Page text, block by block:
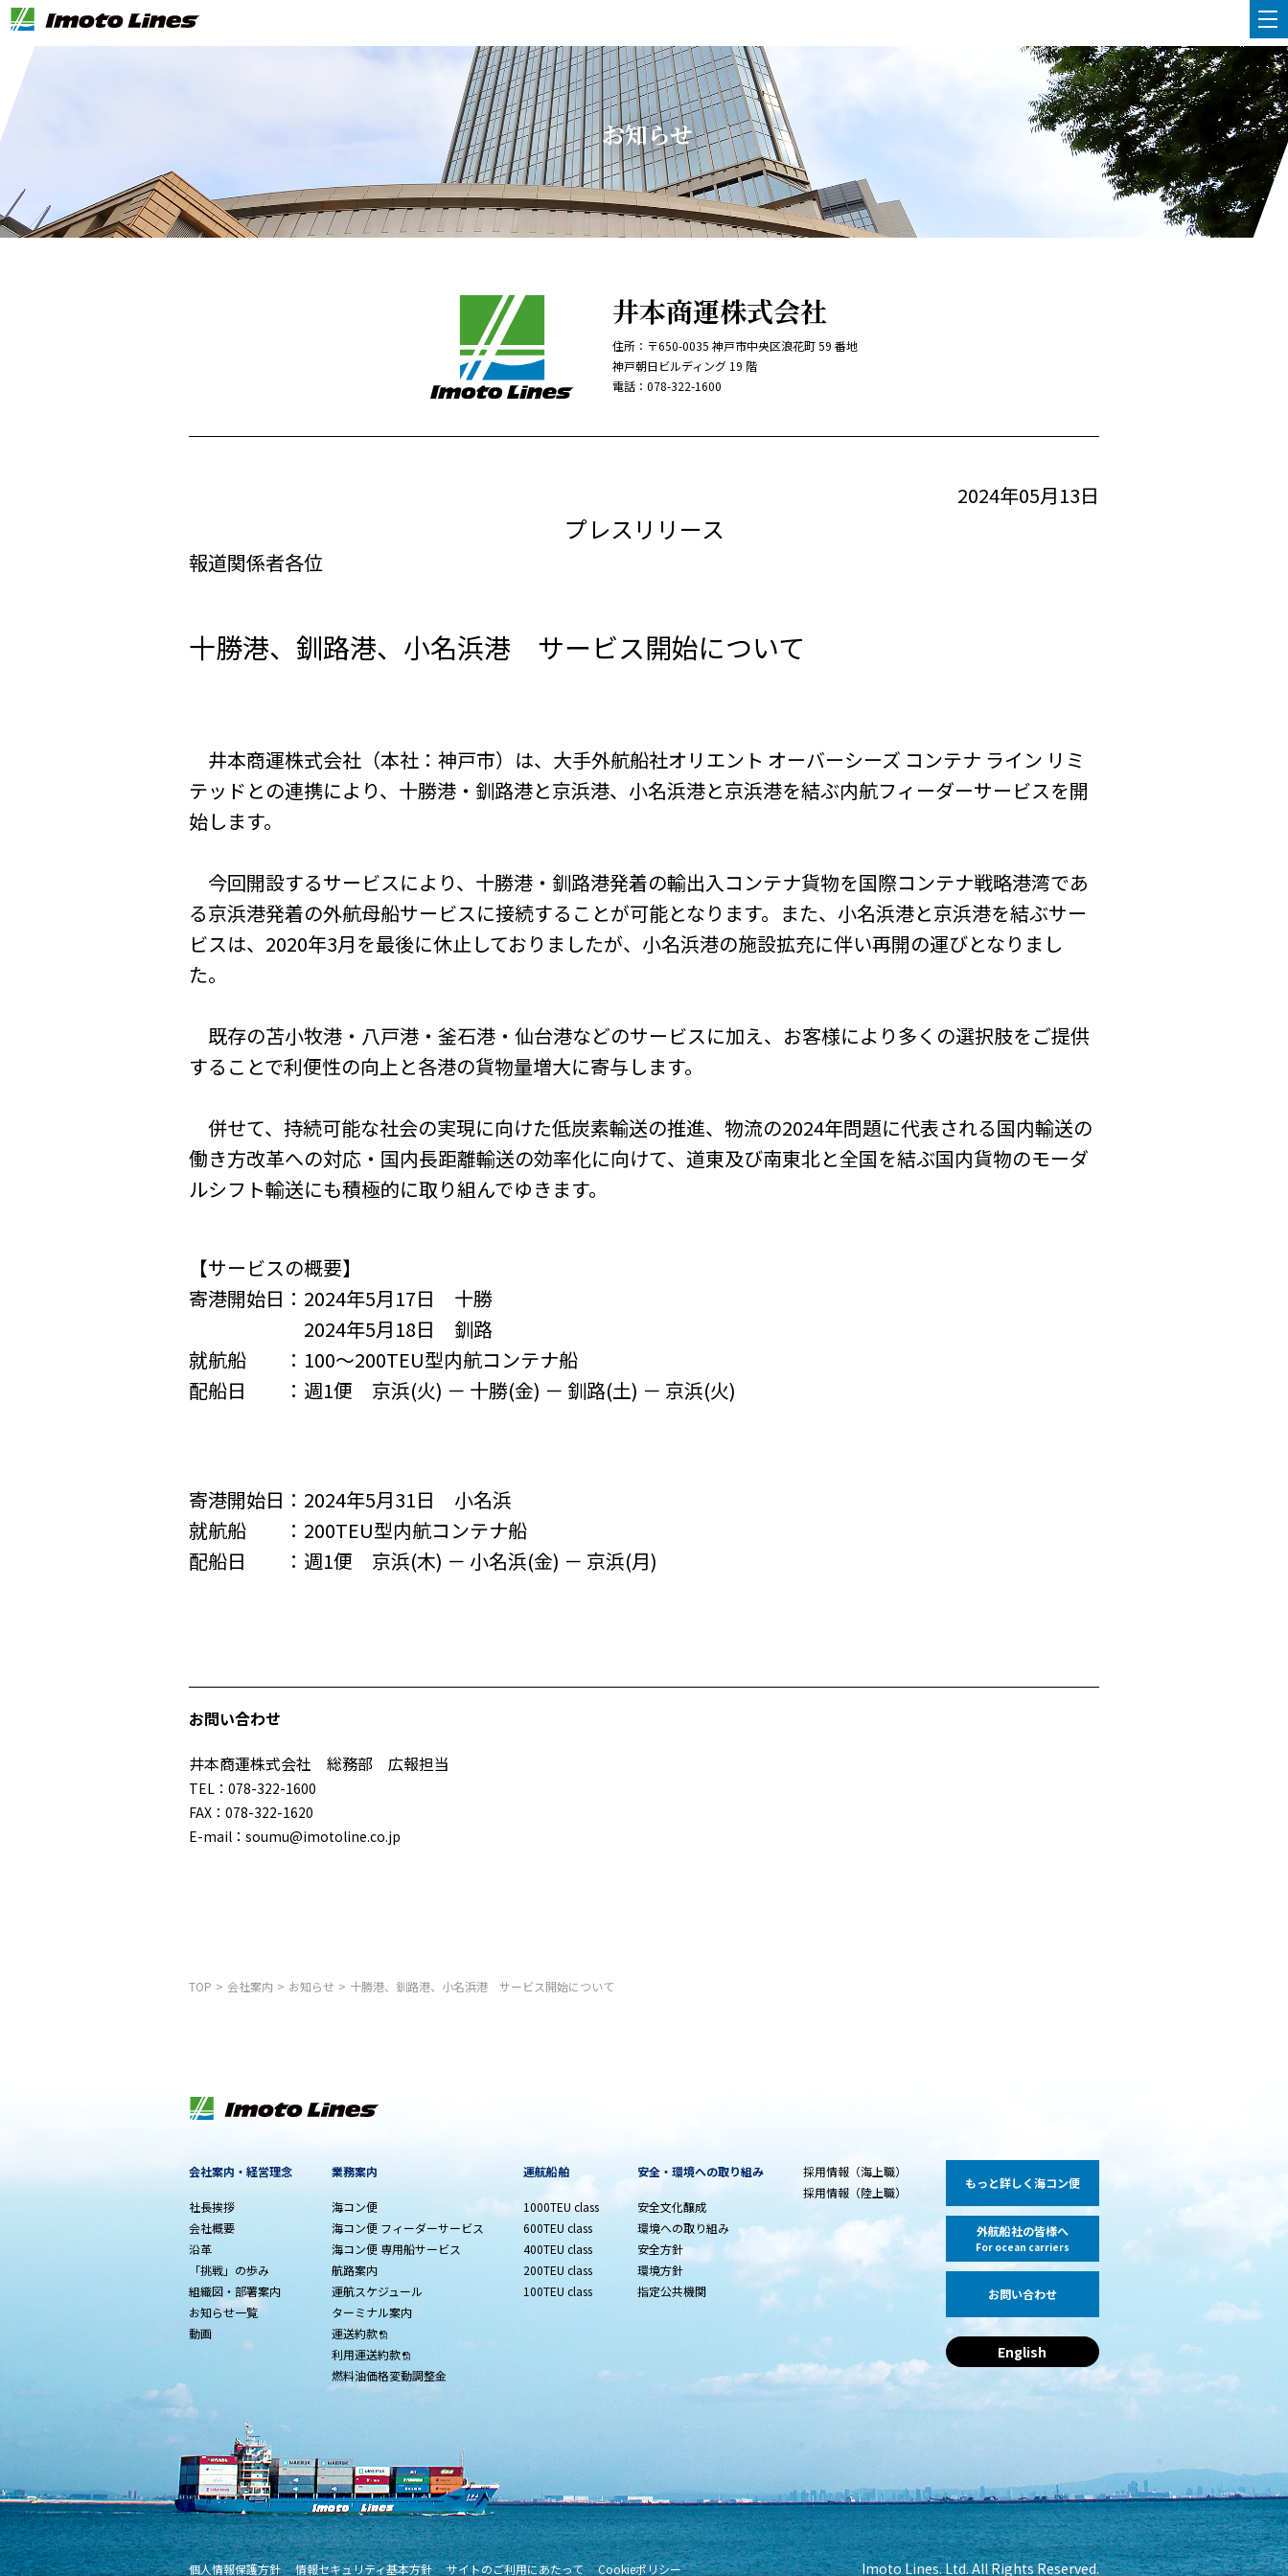
お知らせ
井本商運株式会社
住所：〒650-0035 神戸市中央区浪花町 59 番地
神戸朝日ビルディング 19 階
電話： 078-322-1600
2024年05月13日
プレスリリース
報道関係者各位
十勝港、釧路港、小名浜港 サービス開始について
井本商運株式会社（本社：神戸市）は、大手外航船社オリエント オーバーシーズ コンテナ ライン リミ
テッドとの連携により、十勝港・釧路港と京浜港、小名浜港と京浜港を結ぶ内航フィーダーサービスを開
始します。
今回開設するサービスにより、十勝港・釧路港発着の輸出入コンテナ貨物を国際コンテナ戦略港湾であ
る京浜港発着の外航母船サービスに接続することが可能となります。また、小名浜港と京浜港を結ぶサー
ビスは、2020年3月を最後に休止しておりましたが、小名浜港の施設拡充に伴い再開の運びとなりまし
た。
既存の苫小牧港・八戸港・釜石港・仙台港などのサービスに加え、お客様により多くの選択肢をご提供
することで利便性の向上と各港の貨物量増大に寄与します。
併せて、持続可能な社会の実現に向けた低炭素輸送の推進、物流の2024年問題に代表される国内輸送の
働き方改革への対応・国内長距離輸送の効率化に向けて、道東及び南東北と全国を結ぶ国内貨物のモーダ
ルシフト輸送にも積極的に取り組んでゆきます。
【サービスの概要】
寄港開始日：2024年5月17日 十勝
2024年5月18日 釧路
就航船 ：100～200TEU型内航コンテナ船
配船日 ：週1便 京浜(火) － 十勝(金) － 釧路(土) － 京浜(火)
寄港開始日：2024年5月31日 小名浜
就航船 ：200TEU型内航コンテナ船
配船日 ：週1便 京浜(木) － 小名浜(金) － 京浜(月)
お問い合わせ
井本商運株式会社 総務部 広報担当
TEL：078-322-1600
FAX：078-322-1620
E-mail：soumu@imotoline.co.jp
TOP > 会社案内 > お知らせ > 十勝港、釧路港、小名浜港 サービス開始について
会社案内・経営理念
社長挨拶
会社概要
沿革
「挑戦」の歩み
組織図・部署案内
お知らせ一覧
動画
業務案内
海コン便
海コン便 フィーダーサービス
海コン便 専用船サービス
航路案内
運航スケジュール
ターミナル案内
運送約款
利用運送約款
燃料油価格変動調整金
運航船舶
1000TEU class
600TEU class
400TEU class
200TEU class
100TEU class
安全・環境への取り組み
安全文化醸成
環境への取り組み
安全方針
環境方針
指定公共機関
採用情報（海上職）
採用情報（陸上職）
もっと詳しく海コン便
外航船社の皆様へ
For ocean carriers
お問い合わせ
English
個人情報保護方針 情報セキュリティ基本方針 サイトのご利用にあたって Cookieポリシー Imoto Lines. Ltd. All Rights Reserved.